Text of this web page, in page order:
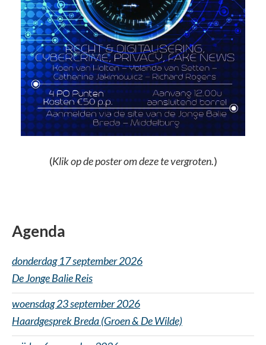
(Klik op de poster om deze te vergroten.)
Agenda
donderdag 17 september 2026
De Jonge Balie Reis
woensdag 23 september 2026
Haardgesprek Breda (Groen & De Wilde)